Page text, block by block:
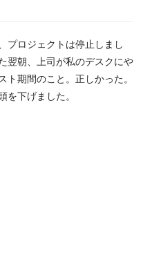
プロジェクトは停止しまし
翌朝、上司が私のデスクにや
ト期間のこと。正しかった。
を下げました。